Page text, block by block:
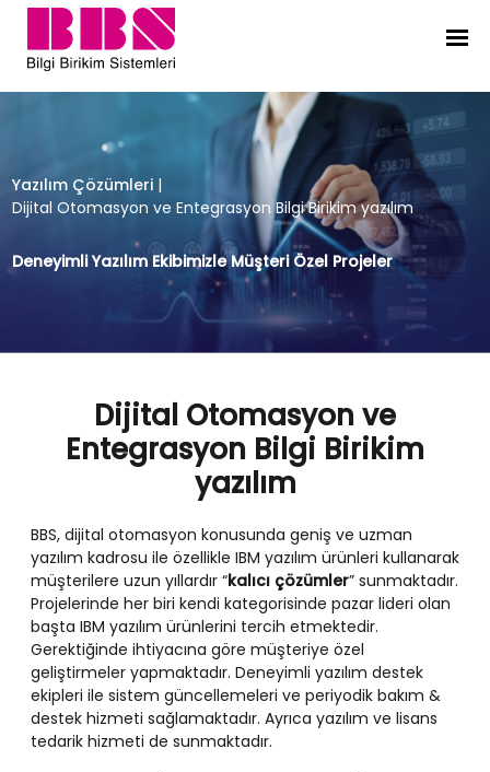
Dijital Otomasyon ve Entegrasyon
Yazılım Çözümleri |
Dijital Otomasyon ve Entegrasyon Bilgi Birikim yazılım
Deneyimli Yazılım Ekibimizle Müşteri Özel Projeler
Dijital Otomasyon ve
Entegrasyon Bilgi Birikim
yazılım
BBS, dijital otomasyon konusunda geniş ve uzman
yazılım kadrosu ile özellikle IBM yazılım ürünleri kullanarak
müşterilere uzun yıllardır “kalıcı çözümler” sunmaktadır.
Projelerinde her biri kendi kategorisinde pazar lideri olan
başta IBM yazılım ürünlerini tercih etmektedir.
Gerektiğinde ihtiyacına göre müşteriye özel
geliştirmeler yapmaktadır. Deneyimli yazılım destek
ekipleri ile sistem güncellemeleri ve periyodik bakım &
destek hizmeti sağlamaktadır. Ayrıca yazılım ve lisans
tedarik hizmeti de sunmaktadır.